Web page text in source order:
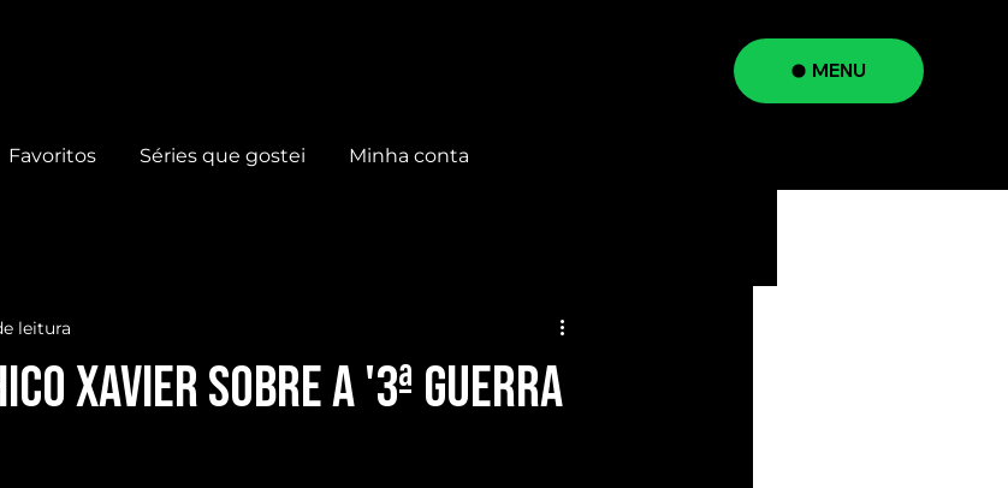
MENU
Favoritos Séries que gostei Minha conta
Xavier sobre a '3ª Guerra
leitura